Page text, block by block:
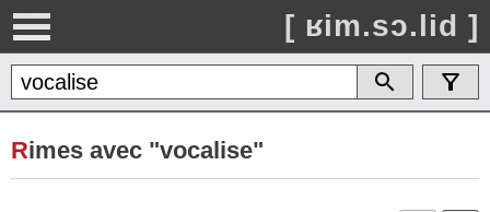
[ ʁim.sɔ.lid ]
Rimes avec "vocalise"